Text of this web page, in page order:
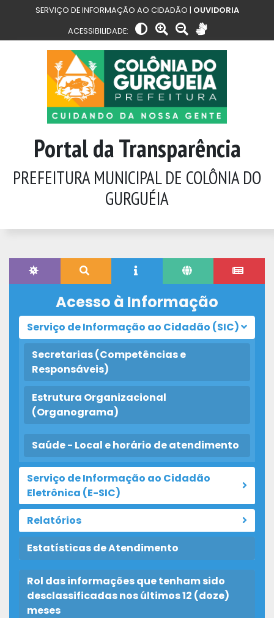
SERVIÇO DE INFORMAÇÃO AO CIDADÃO | OUVIDORIA
ACESSIBILIDADE:
Portal da Transparência
PREFEITURA MUNICIPAL DE COLÔNIA DO
GURGUÉIA
Acesso à Informação
Serviço de Informação ao Cidadão (SIC)
Secretarias (Competências e
Responsáveis)
Estrutura Organizacional
(Organograma)
Saúde - Local e horário de atendimento
Serviço de Informação ao Cidadão
Eletrônica (E-SIC)
Relatórios
Estatísticas de Atendimento
Rol das informações que tenham sido
desclassificadas nos últimos 12 (doze)
meses